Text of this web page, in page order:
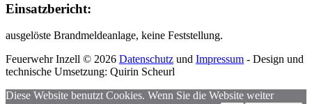
Einsatzbericht:
ausgelöste Brandmeldeanlage, keine Feststellung.
Feuerwehr Inzell © 2026 Datenschutz und Impressum - Design und
technische Umsetzung: Quirin Scheurl
Diese Website benutzt Cookies. Wenn Sie die Website weiter